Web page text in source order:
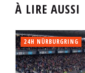
À LIRE AUSSI
24H NÜRBURGRING